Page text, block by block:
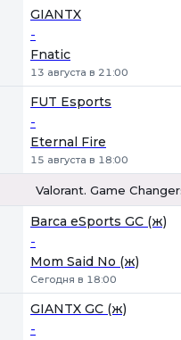
GIANTX
-
Fnatic
13 августа в 21:00
FUT Esports
-
Eternal Fire
15 августа в 18:00
Valorant. Game
Barca eSports GC (ж)
-
Mom Said No (ж)
Сегодня в 18:00
GIANTX GC (ж)
-